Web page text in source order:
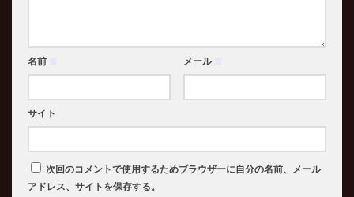
名前 ※ メール ※
サイト
次回のコメントで使用するためブラウザーに自分の名前、メール
アドレス、サイトを保存する。